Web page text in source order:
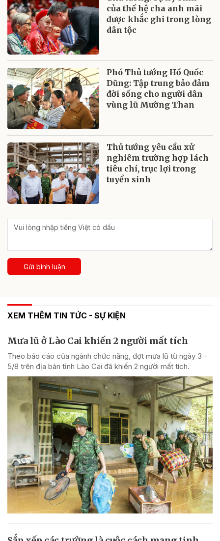
của thế hệ cha anh mãi
được khắc ghi trong lòng
dân tộc
Phó Thủ tướng Hồ Quốc
Dũng: Tập trung bảo đảm
đời sống cho người dân
vùng lũ Mường Than
Thủ tướng yêu cầu xử
nghiêm trường hợp lách
tiêu chí, trục lợi trong
tuyển sinh
Gửi bình luận
XEM THÊM TIN TỨC - SỰ KIỆN
Mưa lũ ở Lào Cai khiến 2 người mất tích
Theo báo cáo của ngành chức năng, đợt mưa lũ từ ngày 3 -
5/8 trên địa bàn tỉnh Lào Cai đã khiến 2 người mất tích.